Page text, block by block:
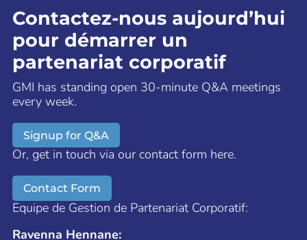
Contactez-nous aujourd’hui
pour démarrer un
partenariat corporatif
GMI has standing open 30-minute Q&A meetings
every week.
Signup for Q&A
Or, get in touch via our contact form here.
Contact Form
Equipe de Gestion de Partenariat Corporatif:
Ravenna Hennane: